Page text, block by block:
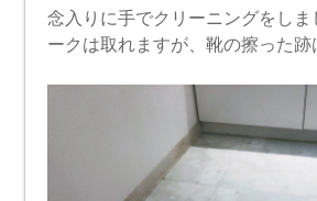
念入りに手でクリーニングをし
ークは取れますが、靴の擦った跡